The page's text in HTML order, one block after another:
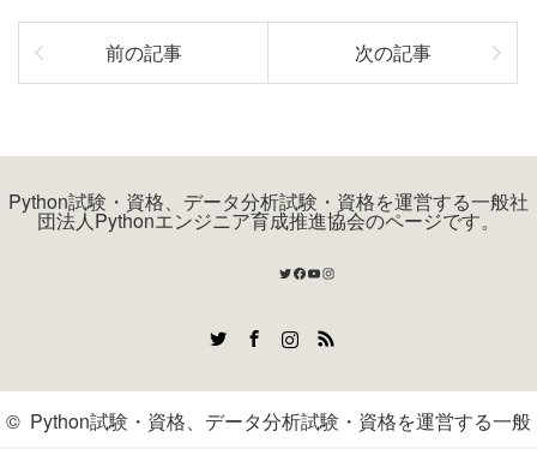
前の記事 次の記事
Python試験・資格、データ分析試験・資格を運営する一般社
団法人Pythonエンジニア育成推進協会のページです。
Twitter
Facebook
YouTube
Instagram
RSS
© Python試験・資格、データ分析試験・資格を運営する一般